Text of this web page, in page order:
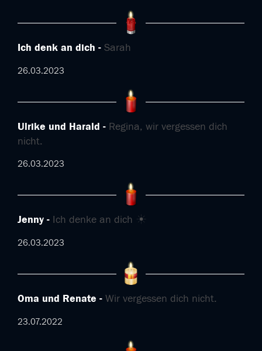
Ich denk an dich Sarah
26.03.2023
Ulrike und Harald
Regina, wir vergessen dich
nicht.
26.03.2023
Jenny Ich denke an dich ☀️
26.03.2023
Oma und Renate Wir vergessen dich nicht.
23.07.2022